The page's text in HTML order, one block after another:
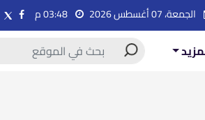
الجمعة، 07 أغسطس 2026